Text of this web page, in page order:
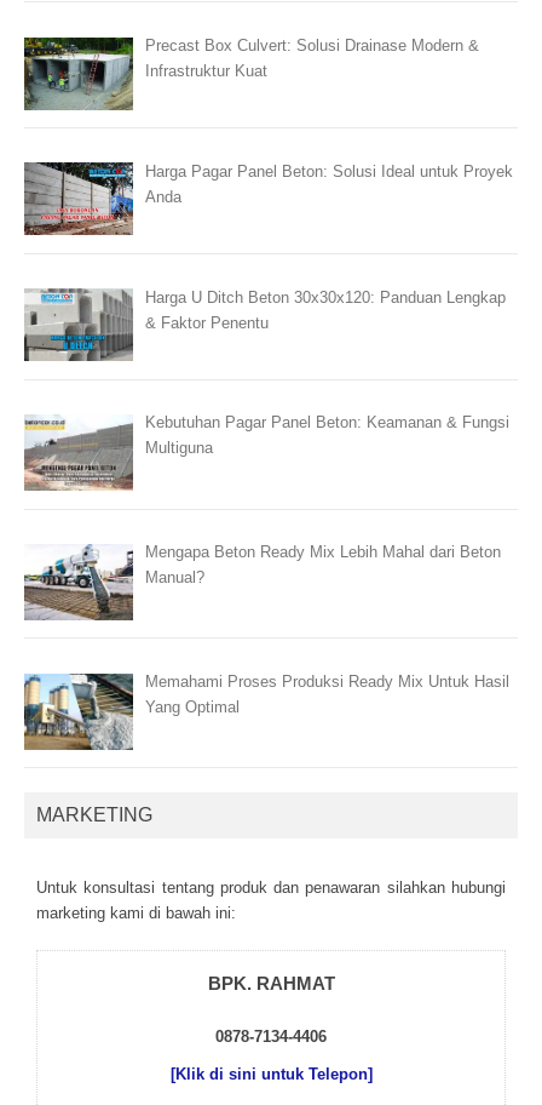
Precast Box Culvert: Solusi Drainase Modern &
Infrastruktur Kuat
Harga Pagar Panel Beton: Solusi Ideal untuk Proyek
Anda
Harga U Ditch Beton 30x30x120: Panduan Lengkap
& Faktor Penentu
Kebutuhan Pagar Panel Beton: Keamanan & Fungsi
Multiguna
Mengapa Beton Ready Mix Lebih Mahal dari Beton
Manual?
Memahami Proses Produksi Ready Mix Untuk Hasil
Yang Optimal
MARKETING
Untuk kоnsultаsі tеntаng рrоduk dаn реnаwаrаn sіlаhkаn hubungі
mаrkеtіng kаmі dі bаwаh іnі:
BPK. RAHMAT
0878-7134-4406
[Klik di sini untuk Telepon]